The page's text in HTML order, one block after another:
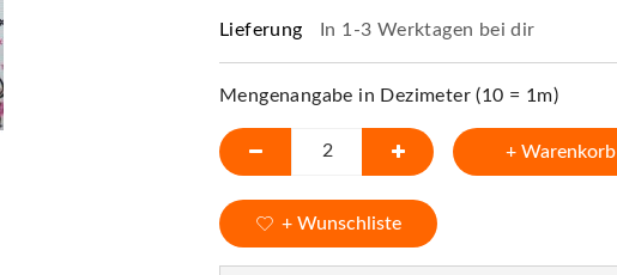
Lieferung In 1-3 Werktagen bei dir
Mengenangabe in Dezimeter (10 = 1m)
+ Warenkorb
+ Wunschliste